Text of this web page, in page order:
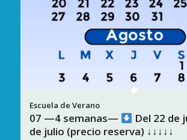
07 —4 semanas—
Del 22 de
de julio (precio reserva) ↓↓↓↓↓